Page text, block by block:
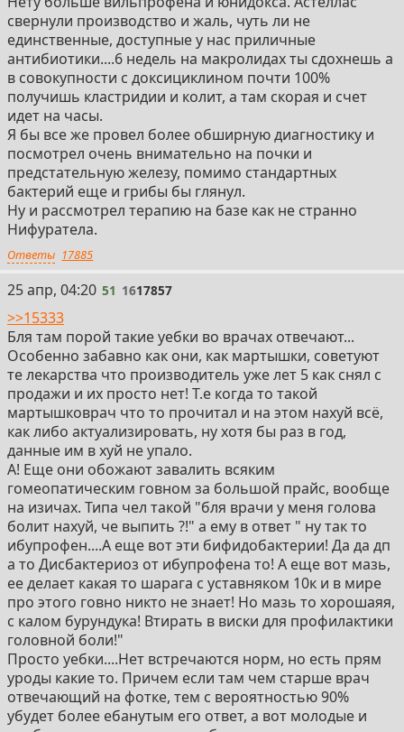
свернули производство и жаль, чуть ли не
единственные, доступные у нас приличные
антибиотики....6 недель на макролидах ты сдохнешь а
в совокупности с доксициклином почти 100%
получишь кластридии и колит, а там скорая и счет
идет на часы.
Я бы все же провел более обширную диагностику и
посмотрел очень внимательно на почки и
предстательную железу, помимо стандартных
бактерий еще и грибы бы глянул.
Ну и рассмотрел терапию на базе как не странно
Нифуратела.
Ответы 17885
51
25 апр, 04:20 51 1617857
>>15333
Бля там порой такие уебки во врачах отвечают...
Особенно забавно как они, как мартышки, советуют
те лекарства что производитель уже лет 5 как снял с
продажи и их просто нет! Т.е когда то такой
мартышковрач что то прочитал и на этом нахуй всё,
как либо актуализировать, ну хотя бы раз в год,
данные им в хуй не упало.
А! Еще они обожают завалить всяким
гомеопатическим говном за большой прайс, вообще
на изичах. Типа чел такой "бля врачи у меня голова
болит нахуй, че выпить ?!" а ему в ответ " ну так то
ибупрофен....А еще вот эти бифидобактерии! Да да дп
а то Дисбактериоз от ибупрофена то! А еще вот мазь,
ее делает какая то шарага с уставняком 10к и в мире
про этого говно никто не знает! Но мазь то хорошаяя,
с калом бурундука! Втирать в виски для профилактики
головной боли!"
Просто уебки....Нет встречаются норм, но есть прям
уроды какие то. Причем если там чем старше врач
отвечающий на фотке, тем с вероятностью 90%
убудет более ебанутым его ответ, а вот молодые и